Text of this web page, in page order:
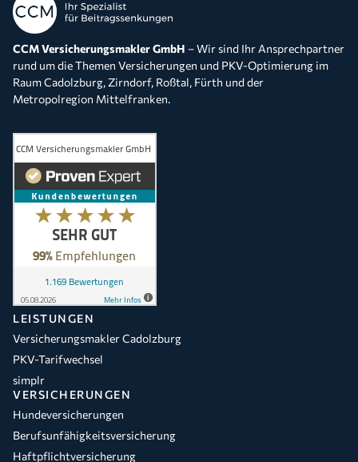
CCM Versicherungsmakler GmbH – Wir sind Ihr Ansprechpartner
rund um die Themen Versicherungen und PKV-Optimierung im
Raum Cadolzburg, Zirndorf, Roßtal, Fürth und der
Metropolregion Mittelfranken.
LEISTUNGEN
Versicherungsmakler Cadolzburg
PKV-Tarifwechsel
simplr
VERSICHERUNGEN
Hundeversicherungen
Berufsunfähigkeitsversicherung
Haftpflichtversicherung